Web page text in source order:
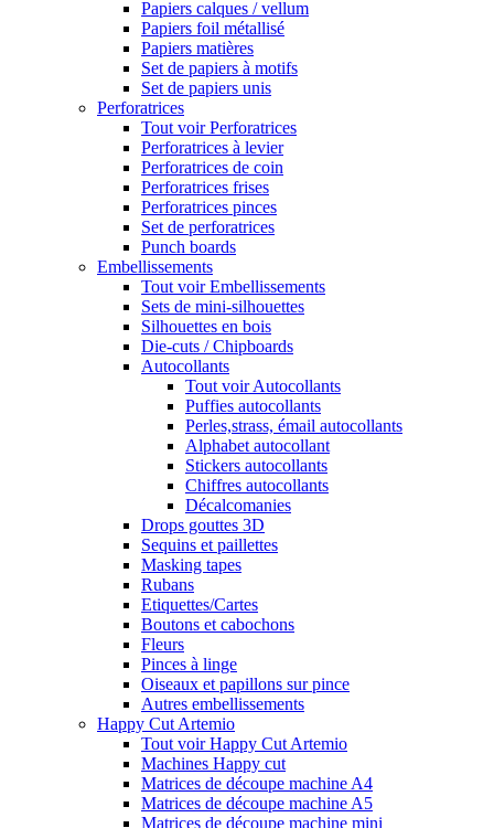
Papiers calques / vellum
Papiers foil métallisé
Papiers matières
Set de papiers à motifs
Set de papiers unis
Perforatrices
Tout voir Perforatrices
Perforatrices à levier
Perforatrices de coin
Perforatrices frises
Perforatrices pinces
Set de perforatrices
Punch boards
Embellissements
Tout voir Embellissements
Sets de mini-silhouettes
Silhouettes en bois
Die-cuts / Chipboards
Autocollants
Tout voir Autocollants
Puffies autocollants
Perles,strass, émail autocollants
Alphabet autocollant
Stickers autocollants
Chiffres autocollants
Décalcomanies
Drops gouttes 3D
Sequins et paillettes
Masking tapes
Rubans
Etiquettes/Cartes
Boutons et cabochons
Fleurs
Pinces à linge
Oiseaux et papillons sur pince
Autres embellissements
Happy Cut Artemio
Tout voir Happy Cut Artemio
Machines Happy cut
Matrices de découpe machine A4
Matrices de découpe machine A5
Matrices de découpe machine mini